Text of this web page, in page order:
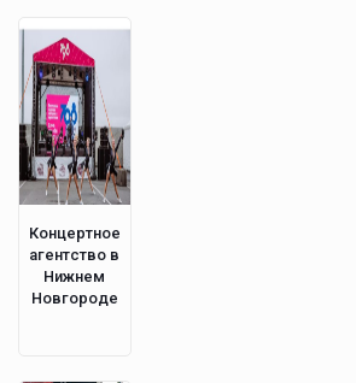
Концертное
агентство в
Нижнем
Новгороде